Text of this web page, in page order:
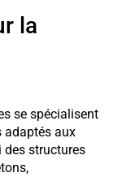
la
se spécialisent
adaptés aux
des structures